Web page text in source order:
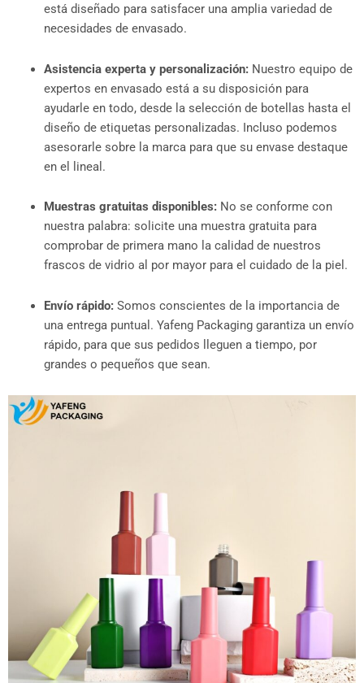
está diseñado para satisfacer una amplia variedad de
necesidades de envasado.
Asistencia experta y personalización:Nuestro equipo de
expertos en envasado está a su disposición para
ayudarle en todo, desde la selección de botellas hasta el
diseño de etiquetas personalizadas. Incluso podemos
asesorarle sobre la marca para que su envase destaque
en el lineal.
Muestras gratuitas disponibles:No se conforme con
nuestra palabra: solicite una muestra gratuita para
comprobar de primera mano la calidad de nuestros
frascos de vidrio al por mayor para el cuidado de la piel.
Envío rápido:Somos conscientes de la importancia de
una entrega puntual. Yafeng Packaging garantiza un envío
rápido, para que sus pedidos lleguen a tiempo, por
grandes o pequeños que sean.